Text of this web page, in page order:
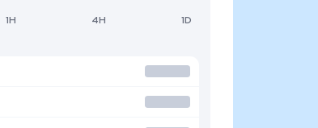
1H 4H 1D